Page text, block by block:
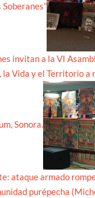
Soberanes”
invitan a la VI
la Vida y el Territorio a
Sonora.
ataque armado
purépecha